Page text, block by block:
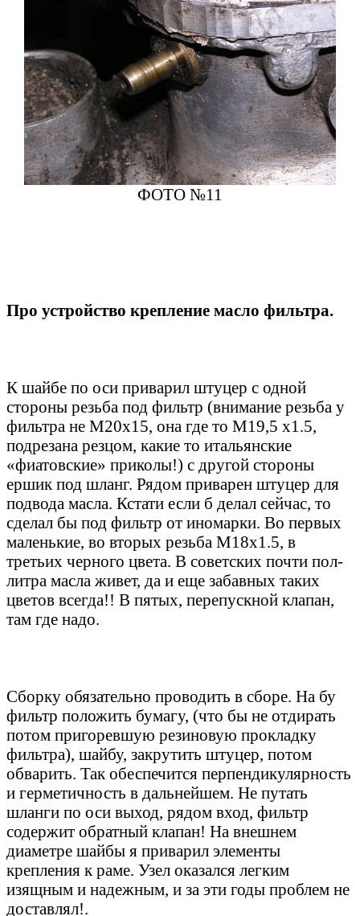
ФОТО №11
Про устройство крепление масло фильтра.
К шайбе по оси приварил штуцер с одной
стороны резьба под фильтр (внимание резьба у
фильтра не М20х15, она где то М19,5 х1.5,
подрезана резцом, какие то итальянские
«фиатовские» приколы!) с другой стороны
ершик под шланг. Рядом приварен штуцер для
подвода масла. Кстати если б делал сейчас, то
сделал бы под фильтр от иномарки. Во первых
маленькие, во вторых резьба М18х1.5, в
третьих черного цвета. В советских почти пол-
литра масла живет, да и еще забавных таких
цветов всегда!! В пятых, перепускной клапан,
там где надо.
Сборку обязательно проводить в сборе. На бу
фильтр положить бумагу, (что бы не отдирать
потом пригоревшую резиновую прокладку
фильтра), шайбу, закрутить штуцер, потом
обварить. Так обеспечится перпендикулярность
и герметичность в дальнейшем. Не путать
шланги по оси выход, рядом вход, фильтр
содержит обратный клапан! На внешнем
диаметре шайбы я приварил элементы
крепления к раме. Узел оказался легким
изящным и надежным, и за эти годы проблем не
доставлял!.